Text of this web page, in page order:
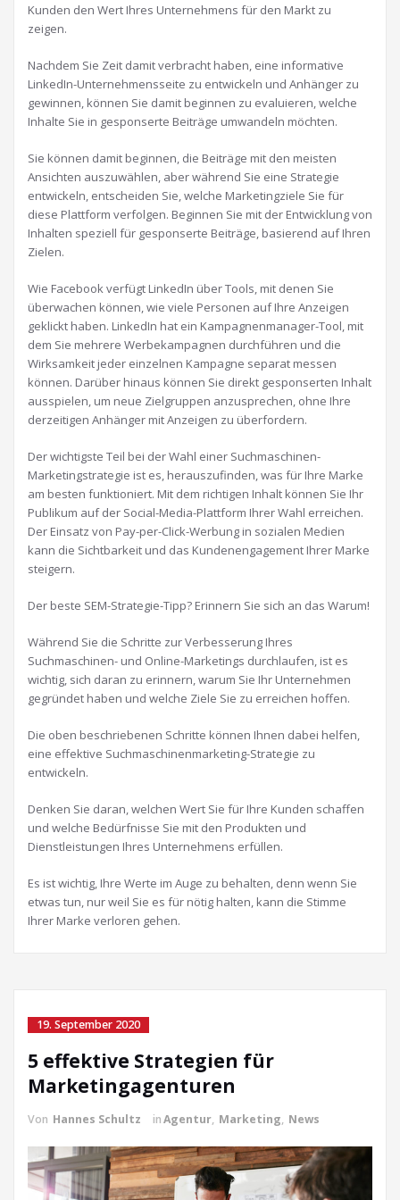
Kunden den Wert Ihres Unternehmens für den Markt zu
zeigen.
Nachdem Sie Zeit damit verbracht haben, eine informative
LinkedIn-Unternehmensseite zu entwickeln und Anhänger zu
gewinnen, können Sie damit beginnen zu evaluieren, welche
Inhalte Sie in gesponserte Beiträge umwandeln möchten.
Sie können damit beginnen, die Beiträge mit den meisten
Ansichten auszuwählen, aber während Sie eine Strategie
entwickeln, entscheiden Sie, welche Marketingziele Sie für
diese Plattform verfolgen. Beginnen Sie mit der Entwicklung von
Inhalten speziell für gesponserte Beiträge, basierend auf Ihren
Zielen.
Wie Facebook verfügt LinkedIn über Tools, mit denen Sie
überwachen können, wie viele Personen auf Ihre Anzeigen
geklickt haben. LinkedIn hat ein Kampagnenmanager-Tool, mit
dem Sie mehrere Werbekampagnen durchführen und die
Wirksamkeit jeder einzelnen Kampagne separat messen
können. Darüber hinaus können Sie direkt gesponserten Inhalt
ausspielen, um neue Zielgruppen anzusprechen, ohne Ihre
derzeitigen Anhänger mit Anzeigen zu überfordern.
Der wichtigste Teil bei der Wahl einer Suchmaschinen-
Marketingstrategie ist es, herauszufinden, was für Ihre Marke
am besten funktioniert. Mit dem richtigen Inhalt können Sie Ihr
Publikum auf der Social-Media-Plattform Ihrer Wahl erreichen.
Der Einsatz von Pay-per-Click-Werbung in sozialen Medien
kann die Sichtbarkeit und das Kundenengagement Ihrer Marke
steigern.
Der beste SEM-Strategie-Tipp? Erinnern Sie sich an das Warum!
Während Sie die Schritte zur Verbesserung Ihres
Suchmaschinen- und Online-Marketings durchlaufen, ist es
wichtig, sich daran zu erinnern, warum Sie Ihr Unternehmen
gegründet haben und welche Ziele Sie zu erreichen hoffen.
Die oben beschriebenen Schritte können Ihnen dabei helfen,
eine effektive Suchmaschinenmarketing-Strategie zu
entwickeln.
Denken Sie daran, welchen Wert Sie für Ihre Kunden schaffen
und welche Bedürfnisse Sie mit den Produkten und
Dienstleistungen Ihres Unternehmens erfüllen.
Es ist wichtig, Ihre Werte im Auge zu behalten, denn wenn Sie
etwas tun, nur weil Sie es für nötig halten, kann die Stimme
Ihrer Marke verloren gehen.
19. September 2020
5 effektive Strategien für
Marketingagenturen
Von Hannes Schultz inAgentur, Marketing, News